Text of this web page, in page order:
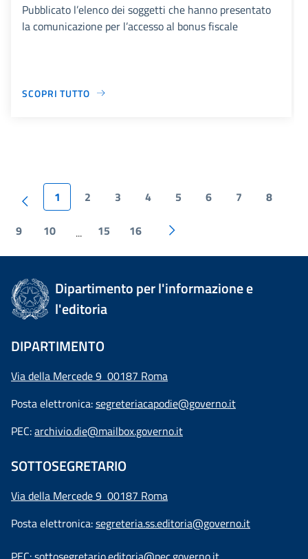
Pubblicato l’elenco dei soggetti che hanno presentato
la comunicazione per l’accesso al bonus fiscale
SCOPRI TUTTO
1 2 3 4 5 6 7 8
9 10 ... 15 16
Dipartimento per l'informazione e
l'editoria
DIPARTIMENTO
Via della Mercede 9 00187 Roma
Posta elettronica:segreteriacapodie@governo.it
PEC:archivio.die@mailbox.governo.it
SOTTOSEGRETARIO
Via della Mercede 9 00187 Roma
Posta elettronica:segreteria.ss.editoria@governo.it